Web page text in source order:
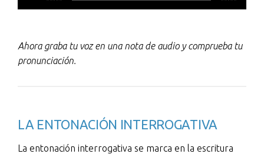
de
Ahora graba tu voz en una nota de audio y comprueba tu
pronunciación.
LA ENTONACIÓN INTERROGATIVA
La entonación interrogativa se marca en la escritura